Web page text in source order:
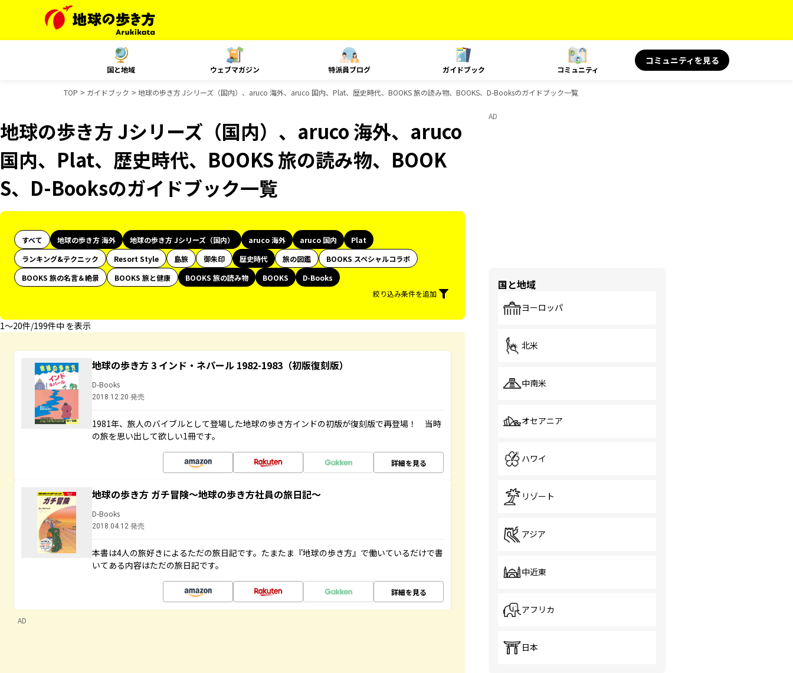
国と地域 ウェブマガジン 特派員ブログ ガイドブック コミュニティ
コミュニティを見る
TOP ガイドブック 地球の歩き方 Jシリーズ（国内）、aruco 海外、aruco 国内、Plat、歴史時代、BOOKS 旅の読み物、BOOKS、D-Booksのガイドブック一覧
地球の歩き方 Jシリーズ（国内）、aruco 海外、aruco
国内、Plat、歴史時代、BOOKS 旅の読み物、BOOK
S、D-Booksのガイドブック一覧
すべて 地球の歩き方 海外 地球の歩き方 Jシリーズ（国内） aruco 海外 aruco 国内
Plat
ランキング&テクニック
Resort Style 島旅 御朱印 歴史時代 旅の図鑑
BOOKS スペシャルコラボ
BOOKS 旅の名言＆絶景
BOOKS 旅と健康 BOOKS 旅の読み物 BOOKS
D-Books
絞り込み条件を追加
1〜20件/199件中 を表示
地球の歩き方 3 インド・ネパール 1982-1983（初版復刻版）
D-Books
2018.12.20 発売
1981年、旅人のバイブルとして登場した地球の歩き方インドの初版が復刻版で再登場！ 当時
の旅を思い出して欲しい1冊です。
詳細を見る
地球の歩き方 ガチ冒険～地球の歩き方社員の旅日記～
D-Books
2018.04.12 発売
本書は4人の旅好きによるただの旅日記です。たまたま『地球の歩き方』で働いているだけで書
いてある内容はただの旅日記です。
詳細を見る
AD
AD
国と地域
ヨーロッパ
北米
中南米
オセアニア
ハワイ
リゾート
アジア
中近東
アフリカ
日本